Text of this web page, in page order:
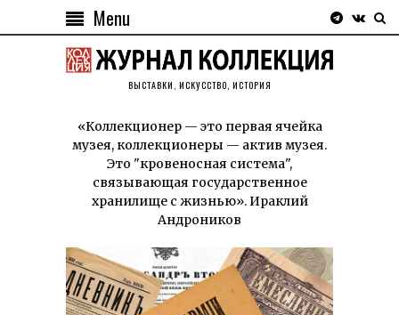
Menu
ВЫСТАВКИ, ИСКУССТВО, ИСТОРИЯ
«Коллекционер — это первая ячейка
музея, коллекционеры — актив музея.
Это "кровеносная система",
связывающая государственное
хранилище с жизнью». Ираклий
Андроников